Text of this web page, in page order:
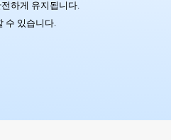
하게 유지됩니다.
수 있습니다.